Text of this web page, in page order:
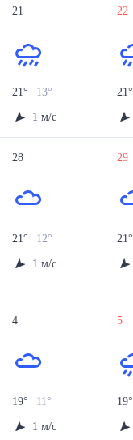
21
21° 13°
1 м/с
22
21°
28
21° 12°
1 м/с
29
21°
4
19° 11°
1 м/с
5
19°